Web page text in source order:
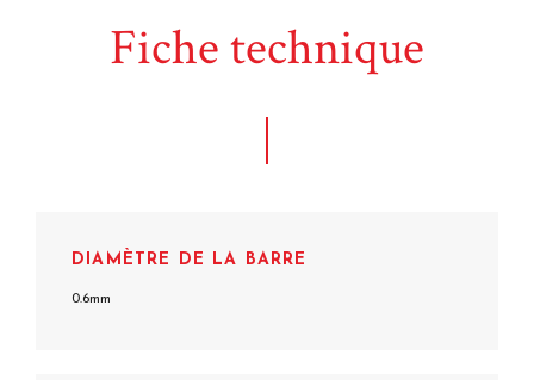
Fiche technique
DIAMÈTRE DE LA BARRE
0.6mm